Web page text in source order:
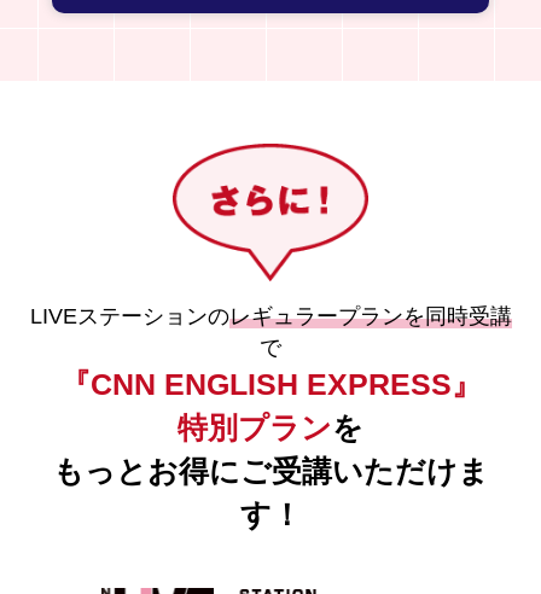
LIVEステーションのレギュラープランを同時受講
で
『CNN ENGLISH EXPRESS』
特別プランを
もっとお得にご受講いただけま
す！